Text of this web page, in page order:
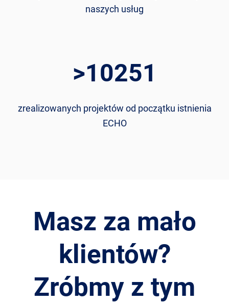
naszych usług
>10251
zrealizowanych projektów od początku istnienia
ECHO
Masz za mało
klientów?
Zróbmy z tym